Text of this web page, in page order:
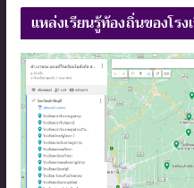
แหล่งเรียนรู้ท้องถิ่นของโร